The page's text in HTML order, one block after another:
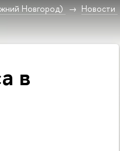
Новгород) Новости
в